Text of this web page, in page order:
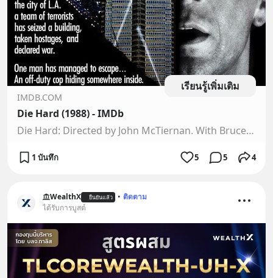
เรียนรู้เพิ่มเติม
IMDB.COM
Die Hard (1988) - IMDb
Die Hard: Directed by John McTiernan. With Bruce Willis, Bonnie Bedelia, Reginald VelJohnson, Paul Gleason. A New York City police officer tries to save his estranged wife and several others taken hostage by terrorists during a Christmas party at the Nakatomi Plaza in Los Angeles.
1 บันทึก 5 5 4
WealthX ยืนยันแล้ว • ติดตาม
ได้รับการบูสต์